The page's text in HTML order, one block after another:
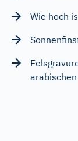
Wie hoch